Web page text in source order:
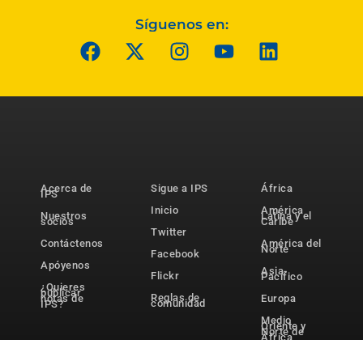
Síguenos en:
Acerca de
IPS
Nuestros
socios
Contáctenos
Apóyenos
¿Quieres
publicar
notas de
IPS?
Sigue a IPS
Inicio
Twitter
Facebook
Flickr
Reglas de
comunidad
África
América
Latina y el
Caribe
América del
Norte
Asia-
Pacífico
Europa
Medio
Oriente y
Norte de
África